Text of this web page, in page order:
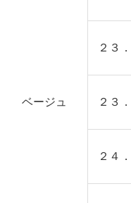
ベージュ
２３
２３
２４